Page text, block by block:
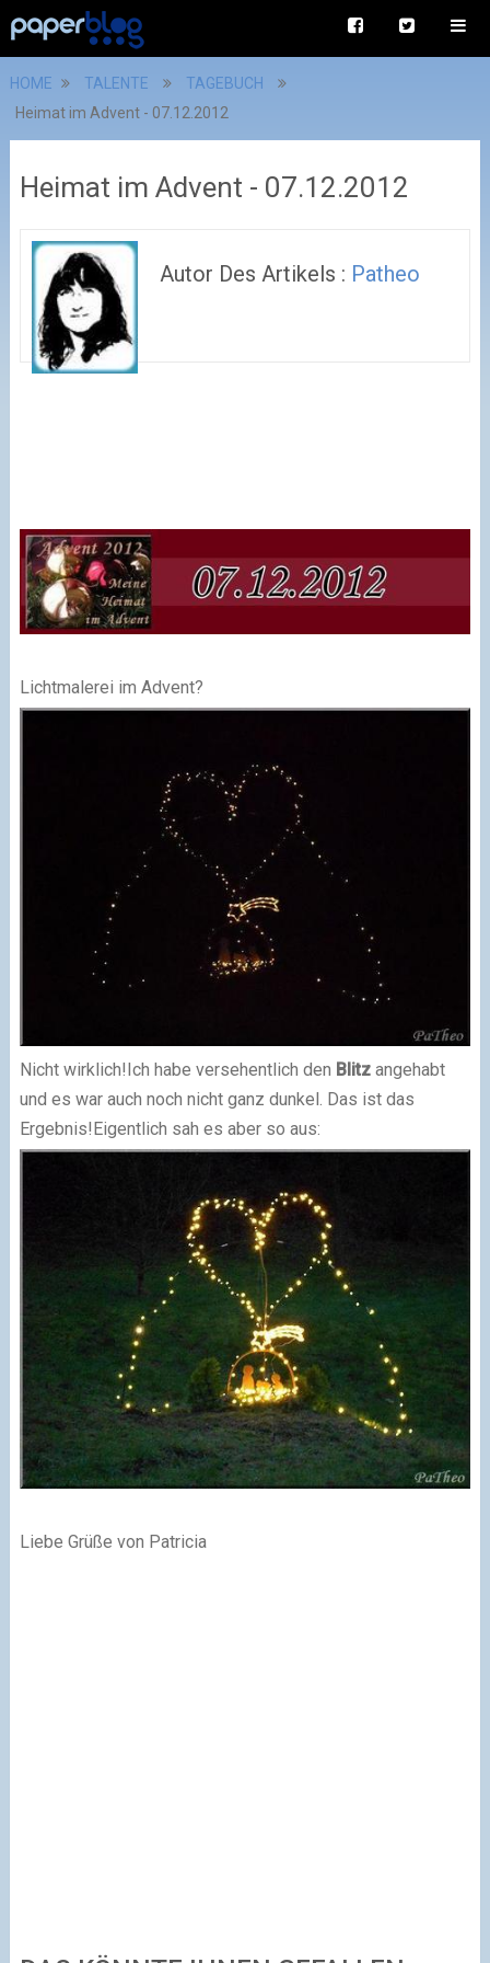
HOME TALENTE
TAGEBUCH
Heimat im Advent - 07.12.2012
Heimat im Advent - 07.12.2012
Autor Des Artikels : Patheo
Lichtmalerei im Advent?
Nicht wirklich! Ich habe versehentlich den Blitzangehabt
und es war auch noch nicht ganz dunkel. Das ist das
Ergebnis! Eigentlich sah es aber so aus:
Liebe Grüße von Patricia